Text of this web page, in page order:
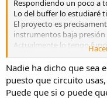
Respondiendo un poco a
Lo del buffer lo estudiaré
El proyecto es
instrumentos baja
Actualmente lo tengo
tengo un retardo para
instantes, por lo que no
quizás, tenga que pensar
ejemplo, creo que dos
Nadie ha dicho que sea
puesto que circuito
Puede que si o puede